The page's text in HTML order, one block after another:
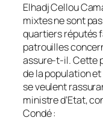
Elhadj Cellou
mixtes ne sont
quartiers réputés
patrouilles
assure-t-il. Cette
de la population
se veulent
ministre d’Etat,
Condé :